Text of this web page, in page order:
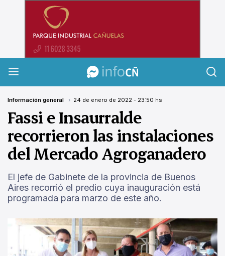
Información general 24 de enero de 2022 - 23:50 hs
Fassi e Insaurralde
recorrieron las instalaciones
del Mercado Agroganadero
El jefe de Gabinete de la provincia de Buenos
Aires recorrió el predio cuya inauguración está
programada para marzo de este año.